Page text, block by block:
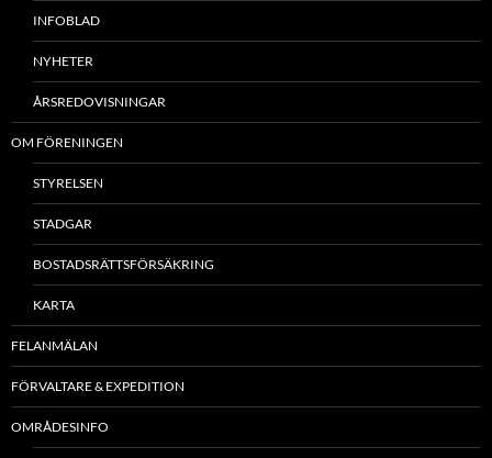
INFOBLAD
NYHETER
ÅRSREDOVISNINGAR
OM FÖRENINGEN
STYRELSEN
STADGAR
BOSTADSRÄTTSFÖRSÄKRING
KARTA
FELANMÄLAN
FÖRVALTARE & EXPEDITION
OMRÅDESINFO